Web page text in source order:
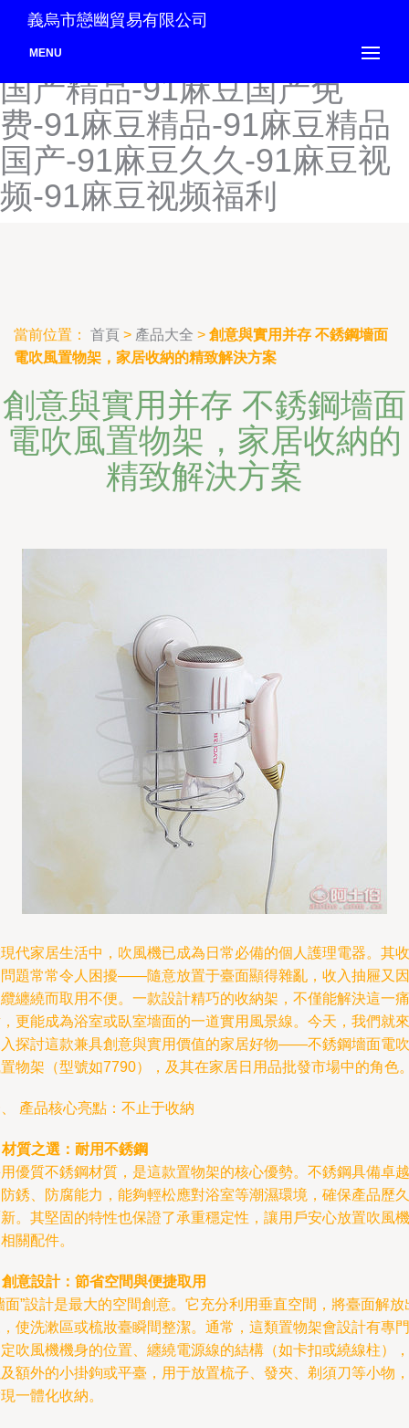
91麻豆高清国产-91麻豆国
产-91麻豆国产极品-91麻豆
国产精品-91麻豆国产免
费-91麻豆精品-91麻豆精品
国产-91麻豆久久-91麻豆视
频-91麻豆视频福利
義烏市戀幽貿易有限公司
MENU
當前位置： 首頁 > 產品大全 > 創意與實用并存 不銹鋼墻面
電吹風置物架，家居收納的精致解決方案
創意與實用并存 不銹鋼墻面
電吹風置物架，家居收納的
精致解決方案
代家居生活中，吹風機已成為日常必備的個人護理電器。其收
題常常令人困擾——隨意放置于臺面顯得雜亂，收入抽屜又因
纏繞而取用不便。一款設計精巧的收納架，不僅能解決這一痛
更能成為浴室或臥室墻面的一道實用風景線。今天，我們就來
探討這款兼具創意與實用價值的家居好物——不銹鋼墻面電吹
物架（型號如7790），及其在家居日用品批發市場中的角色
產品核心亮點：不止于收納
材質之選：耐用不銹鋼
優質不銹鋼材質，是這款置物架的核心優勢。不銹鋼具備卓越
銹、防腐能力，能夠輕松應對浴室等潮濕環境，確保產品歷久
。其堅固的特性也保證了承重穩定性，讓用戶安心放置吹風機
關配件。
創意設計：節省空間與便捷取用
面”設計是最大的空間創意。它充分利用垂直空間，將臺面解放
使洗漱區或梳妝臺瞬間整潔。通常，這類置物架會設計有專門
吹風機機身的位置、纏繞電源線的結構（如卡扣或繞線柱），
額外的小掛鉤或平臺，用于放置梳子、發夾、剃須刀等小物，
一體化收納。